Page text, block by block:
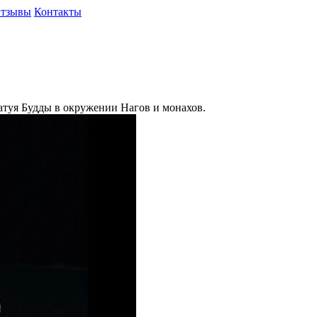
Контакты
Будды в окружении Нагов и монахов.